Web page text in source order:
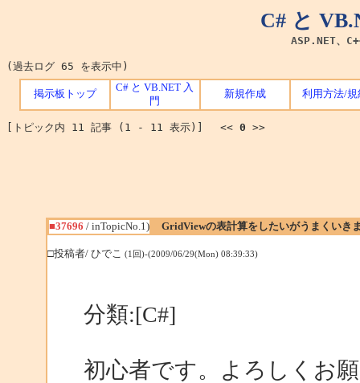
C# と
ASP.NET、
(過去ログ 65 を表示中)
掲示板トップ
C# と VB.NET 入
門
新規作成 利用方法/規
[トピック内 11 記事 (1 - 11 表示)] << 0 >>
■37696 / inTopicNo.1) GridViewの表計算をしたいがうまくいき
□投稿者/ ひでこ (1回)-(2009/06/29(Mon) 08:39:33)
分類:[C#]
初心者です。よろしくお